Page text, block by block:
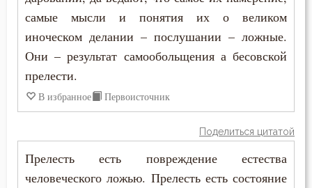
Господь
Грех
Деньги
Иаков Низибийский
Игнатий Брянчанинов
Иероним Стридонский
Иларион Оптинский (Пономарёв)
Илия Екдик
самые мысли и понятия их о великом
иноческом делании – послушании – ложные.
Они – результат самообольщения а бесовской
прелести.
В избранное Первоисточник
Поделиться цитатой
Прелесть есть повреждение естества
человеческого ложью. Прелесть есть состояние